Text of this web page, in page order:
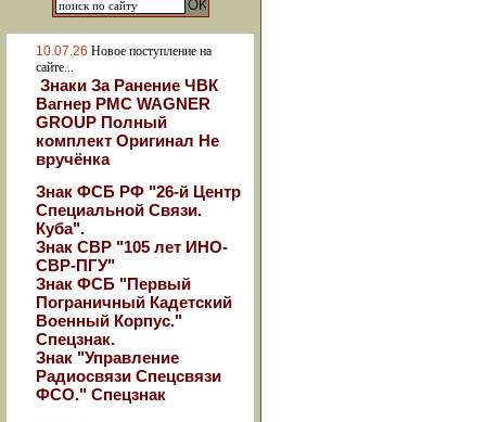
10.07.26 Новое поступление на
сайте...
Знаки За Ранение ЧВК
Вагнер РМС WAGNER
GROUP Полный
комплект Оригинал Не
вручёнка
Знак ФСБ РФ "26-й Центр
Специальной Связи.
Куба".
Знак СВР "105 лет ИНО-
СВР-ПГУ"
Знак ФСБ "Первый
Пограничный Кадетский
Военный Корпус."
Спецзнак.
Знак "Управление
Радиосвязи Спецсвязи
ФСО." Спецзнак